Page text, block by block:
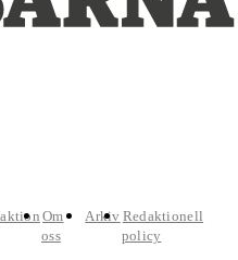
Om
oss
Arkiv Redaktionell
policy